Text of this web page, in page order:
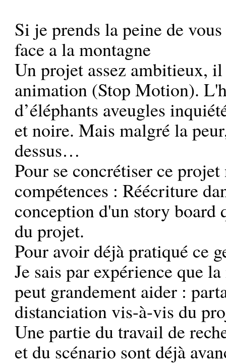
Si je prends la peine de
face a la montagne
Un projet assez ambitieux,
animation (Stop Motion).
d’éléphants aveugles
et noire. Mais malgré la
dessus…
Pour se concrétiser ce
compétences : Réécriture
conception d'un story
du projet.
Pour avoir déjà pratiqué ce
Je sais par expérience que
peut grandement aider :
distanciation vis-à-vis du
Une partie du travail de
et du scénario sont déjà